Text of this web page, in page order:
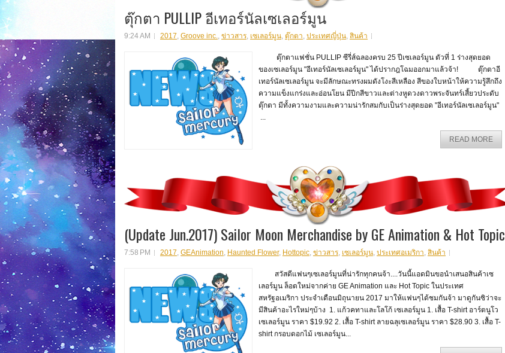
ตุ๊กตา PULLIP อีเทอร์นัลเซเลอร์มูน
9:24 AM 2017, Groove inc., ข่าวสาร, เซเลอร์มูน, ตุ๊กตา, ประเทศญี่ปุ่น, สินค้า
ตุ๊กตาแฟชั่น PULLIP ซีรี่ส์ฉลองครบ 25 ปีเซเลอร์มูน ตัวที่ 1 ร่างสุดยอด
ของเซเลอร์มูน "อีเทอร์นัลเซเลอร์มูน" ได้ปรากฎโฉมออกมาแล้วจ้า! ตุ๊กตาอี
เทอร์นัลเซเลอร์มูน จะมีลักษณะทรงผมดังโงะสีเหลือง สีของใบหน้าให้ความรู้สึกถึง
ความแข็งแกร่งและอ่อนโยน มีปีกสีขาวและต่างหูดวงดาวพระจันทร์เสี้ยวประดับ
ตุ๊กตา มีทั้งความงามและความน่ารักสมกับเป็นร่างสุดยอด "อีเทอร์นัลเซเลอร์มูน"
...
READ MORE
(Update Jun.2017) Sailor Moon Merchandise by GE Animation & Hot Topic
7:58 PM 2017, GEAnimation, Haunted Flower, Hottopic, ข่าวสาร, เซเลอร์มูน, ประเทศอเมริกา, สินค้า
สวัสดีแฟนๆเซเลอร์มูนที่น่ารักทุกคนจ้า....วันนี้แอดมินขอนำเสนอสินค้าเซ
เลอร์มูน ล็อตใหม่จากค่าย GE Animation และ Hot Topic ในประเทศ
สหรัฐอเมริกา ประจำเดือนมิถุนายน 2017 มาให้แฟนๆได้ชมกันจ้า มาดูกันซิว่าจะ
มีสินค้าอะไรใหม่ๆบ้าง 1. แก้วคทาและโลโก้ เซเลอร์มูน 1. เสื้อ T-shirt อาร์ตนูโว
เซเลอร์มูน ราคา $19.92 2. เสื้อ T-shirt ลายฉลุเซเลอร์มูน ราคา $28.90 3. เสื้อ T-
shirt กรอบดอกไม้ เซเลอร์มูน...